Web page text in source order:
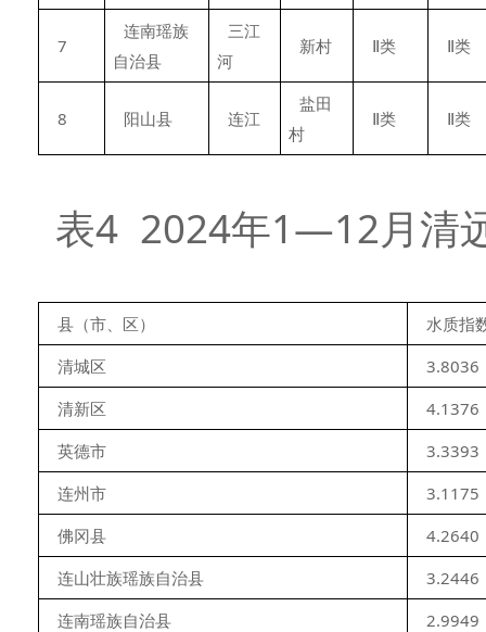
7
连南瑶族
自治县
三江
河
新村 Ⅱ类 Ⅱ类
8 阳山县 连江
盐田
村
Ⅱ类 Ⅱ类
表4 2024年1—12月清
县（市、区）
水质指
清城区
3.8036
清新区
4.1376
英德市
3.3393
连州市
3.1175
佛冈县
4.2640
连山壮族瑶族自治县
3.2446
连南瑶族自治县
2.9949